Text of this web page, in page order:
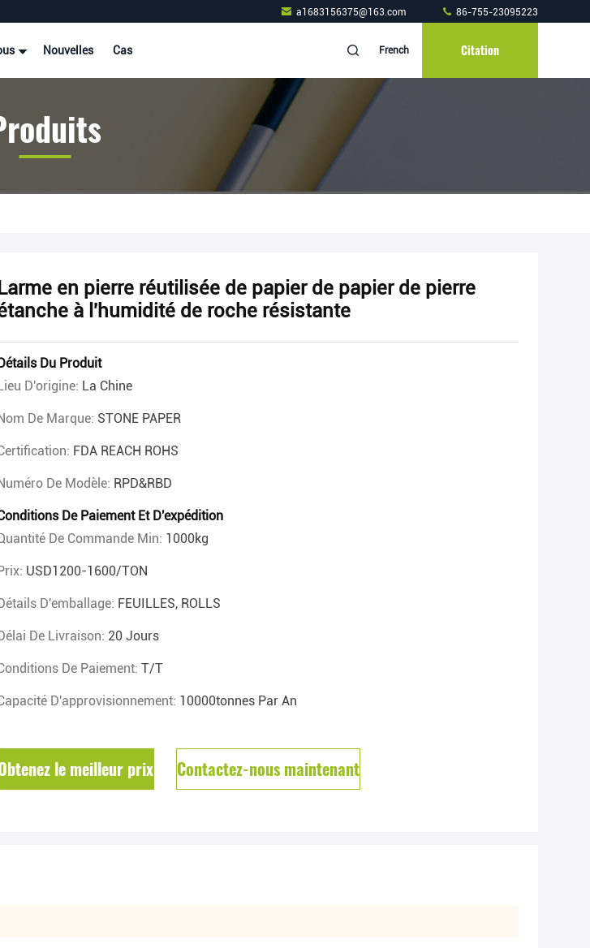
a1683156375@163.com 86-755-23095223
Nouvelles Cas French Citation
Larme en pierre réutilisée de papier de papier de pierre
à l'humidité de roche résistante
Du Produit
D'origine: La Chine
De Marque: STONE PAPER
FDA REACH ROHS
De Modèle: RPD&RBD
De Paiement Et D'expédition
De Commande Min: 1000kg
USD1200-1600/TON
D'emballage: FEUILLES, ROLLS
De Livraison: 20 Jours
De Paiement: T/T
D'approvisionnement: 10000tonnes Par An
le meilleur prix Contactez-nous maintenant